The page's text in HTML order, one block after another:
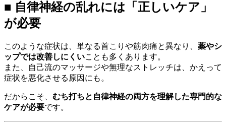
■ 自律神経の乱れには「正しいケア」
が必要
このような症状は、単なる首こりや筋肉痛と異なり、 薬やシ
ップでは改善しにくいことも多くあります。
また、自己流のマッサージや無理なストレッチは、かえって
症状を悪化させる原因にも。
だからこそ、 むち打ちと自律神経の両方を理解した専門的な
ケアが必要です。